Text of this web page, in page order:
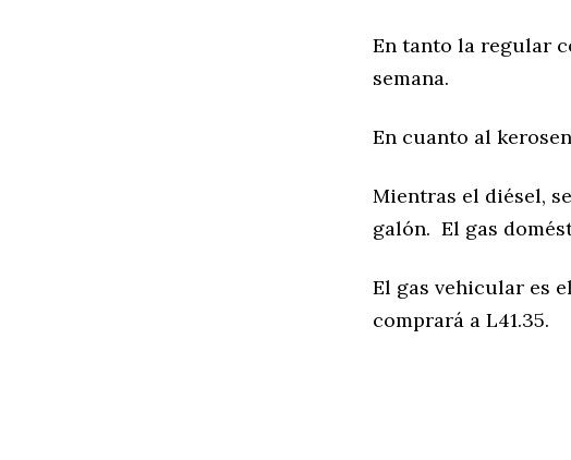
En tanto la regular
semana.
En cuanto al
Mientras el diésel,
galón. El gas
El gas vehicular es
comprará a L41.35.